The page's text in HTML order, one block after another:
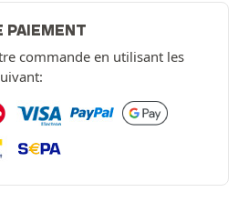
PAIEMENT
commande en utilisant les